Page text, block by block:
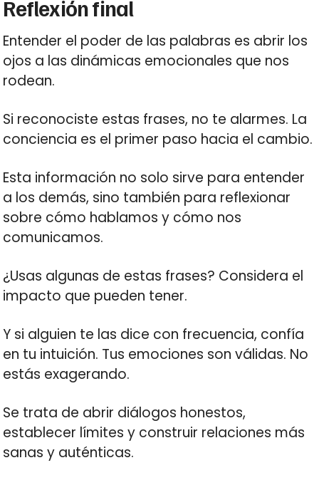
Reflexión final
Entender el poder de las palabras es abrir los
ojos a las dinámicas emocionales que nos
rodean.
Si reconociste estas frases, no te alarmes. La
conciencia es el primer paso hacia el cambio.
Esta información no solo sirve para entender
a los demás, sino también para reflexionar
sobre cómo hablamos y cómo nos
comunicamos.
¿Usas algunas de estas frases? Considera el
impacto que pueden tener.
Y si alguien te las dice con frecuencia, confía
en tu intuición. Tus emociones son válidas. No
estás exagerando.
Se trata de abrir diálogos honestos,
establecer límites y construir relaciones más
sanas y auténticas.